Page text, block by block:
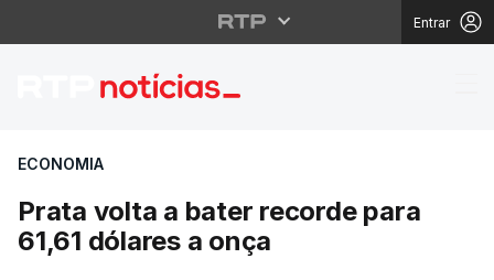
Entrar
Prata volta a bater
ECONOMIA
Prata volta a bater recorde para
61,61 dólares a onça